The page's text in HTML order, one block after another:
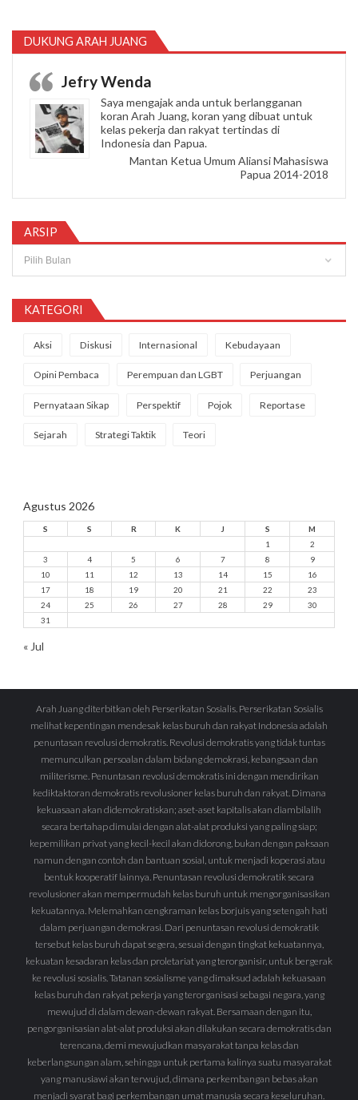
DUKUNG ARAH JUANG
Jefry Wenda
Saya mengajak anda untuk berlangganan
koran Arah Juang, koran yang dibuat untuk
kelas pekerja dan rakyat tertindas di
Indonesia dan Papua.
Mantan Ketua Umum Aliansi Mahasiswa
Papua 2014-2018
ARSIP
KATEGORI
Aksi Diskusi Internasional Kebudayaan
Opini Pembaca Perempuan dan LGBT Perjuangan
Pernyataan Sikap Perspektif Pojok Reportase
Sejarah Strategi Taktik Teori
Agustus 2026
S S R K J S
M
1
2
3
4 5 6 7 8
9
10
11 12 13 14 15
16
17
18 19 20 21 22
23
24
25 26 27 28 29
30
31
« Jul
Arah Juang diterbitkan oleh Perserikatan Sosialis. Perserikatan Sosialis
melihat kepentingan mendesak kelas buruh dan rakyat Indonesia adalah
penuntasan revolusi demokratis. Revolusi demokratis yang tidak tuntas
memunculkan persoalan dalam bidang demokrasi, kebangsaan dan
militerisme. Penuntasan revolusi demokratis ini dengan mendirikan
kediktaktoran demokratis revolusioner kelas buruh dan rakyat. Dimana
kekuasaan akan didemokratiskan; aset-aset kapitalis akan diambilalih
secara bertahap dimulai dengan alat-alat produksi yang paling siap;
kepemilikan privat yang kecil-kecil akan didorong, bukan dengan paksaan
namun dengan contoh dan bantuan sosial, untuk menjadi koperasi atau
bentuk kooperatif lainnya. Penuntasan revolusi demokratik secara
revolusioner akan mempermudah kelas buruh untuk mengorganisasikan
kekuatannya. Melemahkan cengkraman kelas borjuis yang setengah hati
dalam perjuangan demokrasi. Dari penuntasan revolusi demokratik
tersebut kelas buruh dapat segera, sesuai dengan tingkat kekuatannya,
kekuatan kesadaran kelas dan proletariat yang terorganisir, untuk bergerak
ke revolusi sosialis. Tatanan sosialisme yang dimaksud adalah kekuasaan
kelas buruh dan rakyat pekerja yang terorganisasi sebagai negara, yang
mewujud di dalam dewan-dewan rakyat. Bersamaan dengan itu,
pengorganisasian alat-alat produksi akan dilakukan secara demokratis dan
terencana, demi mewujudkan masyarakat tanpa kelas dan
keberlangsungan alam, sehingga untuk pertama kalinya suatu masyarakat
yang manusiawi akan terwujud, dimana perkembangan bebas akan
menjadi syarat bagi perkembangan umat manusia secara keseluruhan.